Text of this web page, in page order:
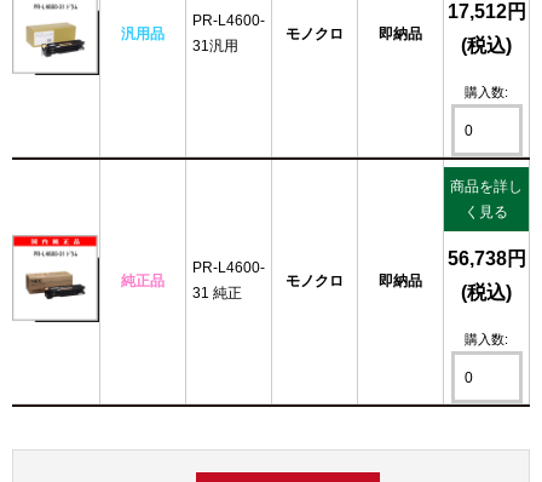
汎用品
PR-L4600-
31汎用
モノクロ 即納品
17,512円
(税込)
購入数:
純正品
PR-L4600-
31 純正
モノクロ 即納品
商品を詳し
く見る
56,738円
(税込)
購入数: